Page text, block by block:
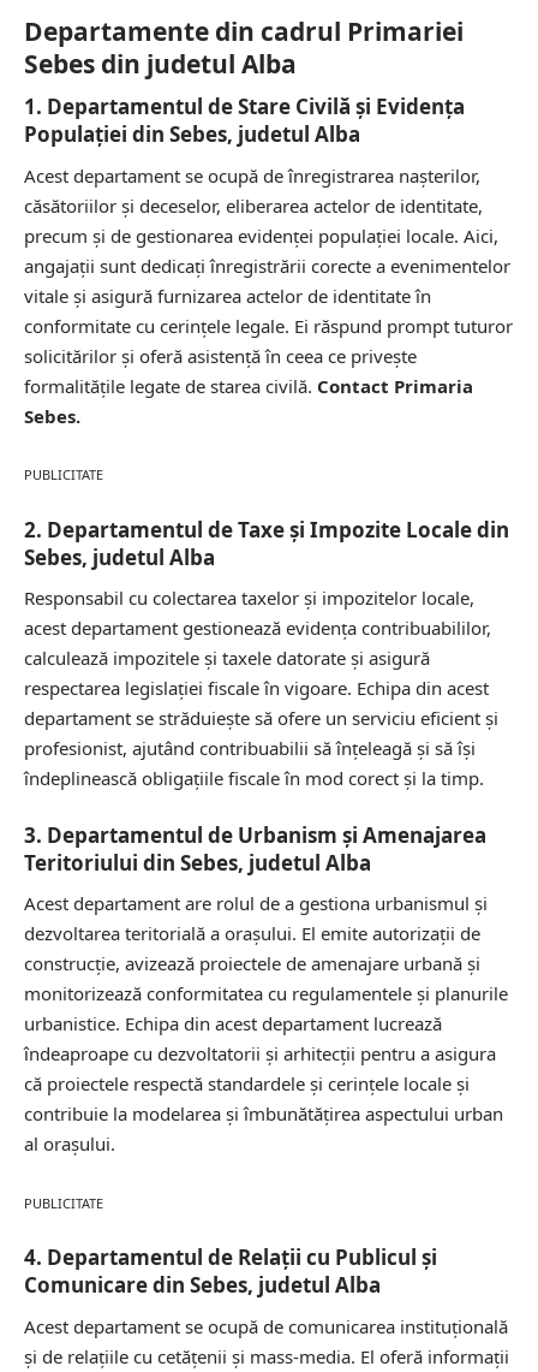
Departamente din cadrul Primariei
Sebes din judetul Alba
1. Departamentul de Stare Civilă și Evidența
Populației din Sebes, judetul Alba
Acest departament se ocupă de înregistrarea nașterilor,
căsătoriilor și deceselor, eliberarea actelor de identitate,
precum și de gestionarea evidenței populației locale. Aici,
angajații sunt dedicați înregistrării corecte a evenimentelor
vitale și asigură furnizarea actelor de identitate în
conformitate cu cerințele legale. Ei răspund prompt tuturor
solicitărilor și oferă asistență în ceea ce privește
formalitățile legate de starea civilă. Contact Primaria
Sebes.
PUBLICITATE
2. Departamentul de Taxe și Impozite Locale din
Sebes, judetul Alba
Responsabil cu colectarea taxelor și impozitelor locale,
acest departament gestionează evidența contribuabililor,
calculează impozitele și taxele datorate și asigură
respectarea legislației fiscale în vigoare. Echipa din acest
departament se străduiește să ofere un serviciu eficient și
profesionist, ajutând contribuabilii să înțeleagă și să își
îndeplinească obligațiile fiscale în mod corect și la timp.
3. Departamentul de Urbanism și Amenajarea
Teritoriului din Sebes, judetul Alba
Acest departament are rolul de a gestiona urbanismul și
dezvoltarea teritorială a orașului. El emite autorizații de
construcție, avizează proiectele de amenajare urbană și
monitorizează conformitatea cu regulamentele și planurile
urbanistice. Echipa din acest departament lucrează
îndeaproape cu dezvoltatorii și arhitecții pentru a asigura
că proiectele respectă standardele și cerințele locale și
contribuie la modelarea și îmbunătățirea aspectului urban
al orașului.
PUBLICITATE
4. Departamentul de Relații cu Publicul și
Comunicare din Sebes, judetul Alba
Acest departament se ocupă de comunicarea instituțională
și de relațiile cu cetățenii și mass-media. El oferă informații